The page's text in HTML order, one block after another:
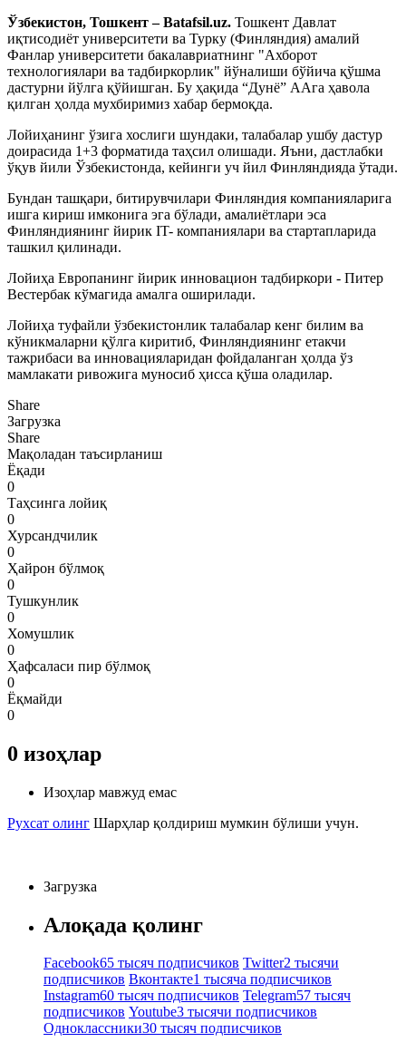
Ўзбекистон, Тошкент – Batafsil.uz. Тошкент Давлат
иқтисодиёт университети ва Турку (Финляндия) амалий
Фанлар университети бакалавриатнинг "Ахборот
технологиялари ва тадбиркорлик" йўналиши бўйича қўшма
дастурни йўлга қўйишган. Бу ҳақида “Дунё” ААга ҳавола
қилган ҳолда мухбиримиз хабар бермоқда.
Лойиҳанинг ўзига хослиги шундаки, талабалар ушбу дастур
доирасида 1+3 форматида таҳсил олишади. Яъни, дастлабки
ўқув йили Ўзбекистонда, кейинги уч йил Финляндияда ўтади.
Бундан ташқари, битирувчилари Финляндия компанияларига
ишга кириш имконига эга бўлади, амалиётлари эса
Финляндиянинг йирик IT- компаниялари ва стартапларида
ташкил қилинади.
Лойиҳа Европанинг йирик инновацион тадбиркори - Питер
Вестербак кўмагида амалга оширилади.
Лойиҳа туфайли ўзбекистонлик талабалар кенг билим ва
кўникмаларни қўлга киритиб, Финляндиянинг етакчи
тажрибаси ва инновацияларидан фойдаланган ҳолда ўз
мамлакати ривожига муносиб ҳисса қўша оладилар.
Share
Загрузка
Share
Мақоладан таъсирланиш
Ёқади
0
Таҳсинга лойиқ
0
Хурсандчилик
0
Ҳайрон бўлмоқ
0
Тушкунлик
0
Хомушлик
0
Ҳафсаласи пир бўлмоқ
0
Ёқмайди
0
0 изоҳлар
Изоҳлар мавжуд емас
Рухсат олинг Шарҳлар қолдириш мумкин бўлиши учун.
Загрузка
Алоқада қолинг
Facebook65 тысяч подписчиков Twitter2 тысячи
подписчиков Вконтакте1 тысяча подписчиков
Instagram60 тысяч подписчиков Telegram57 тысяч
подписчиков Youtube3 тысячи подписчиков
Одноклассники30 тысяч подписчиков